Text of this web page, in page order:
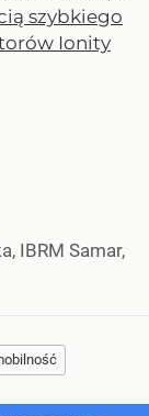
szybkiego
Ionity
IBRM Samar,